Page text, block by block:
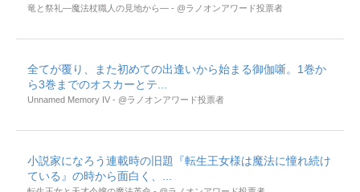
竜と祭礼―魔法杖職人の見地から― - @ラノオンアワード投票者
全てが覆り、また初めての出逢いから始まる御伽噺。1巻か
ら3巻までのオスカーとテ...
Unnamed Memory IV - @ラノオンアワード投票者
小説家になろう連載時の旧題『転生王女様は魔法に憧れ続け
ている』の時から面白く、...